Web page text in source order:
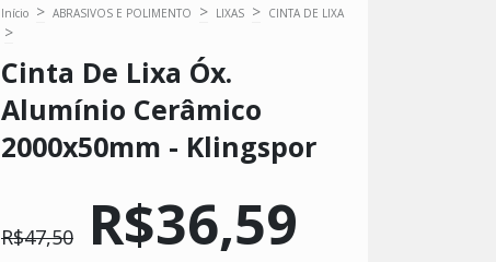
Início > ABRASIVOS E POLIMENTO > LIXAS > CINTA DE LIXA
>
Cinta De Lixa Óx.
Alumínio Cerâmico
2000x50mm - Klingspor
R$47,50 R$36,59